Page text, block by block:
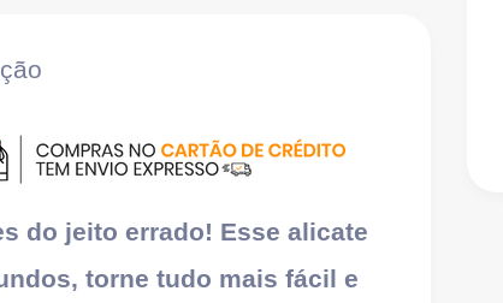
do jeito errado! Esse alicate
torne tudo mais fácil e